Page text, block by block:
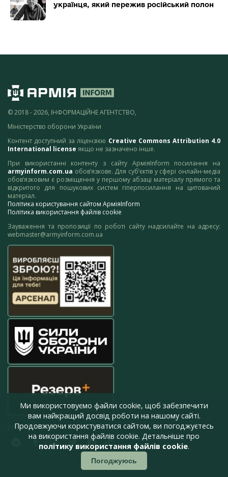
українця, який пережив російський полон
© 2018 - 2026, ІНФОРМАЦІЙНЕ АГЕНТСТВО,
Міністерство оборони України
Контент доступний за ліцензією Creative Commons Attribution 4.0
International license якщо не зазначено інше.
При використанні контенту з сайту АрміяInform посилання на
armyinform.com.ua обов’язкове. Для суб’єктів у сфері онлайн-медіа
обов’язковим є розміщення у першому абзаці матеріалу прямого та
відкритого для пошукових систем гіперпосилання на цитований
матеріал.
Політика користування сайтом АрміяInform
Політика використання файлів cookie
Зауваження та пропозиції по роботі сайту надсилайте на адресу:
webmaster@armyinform.com.ua
press@armyinform.com.ua
Ми використовуємо файли cookie, щоб забезпечити
вам найкращий досвід роботи на нашому сайті.
Продовжуючи користуватися сайтом, ви погоджуєтесь
на використання файлів cookie. Детальніше про
політику використання файлів cookie.
Погоджуюсь